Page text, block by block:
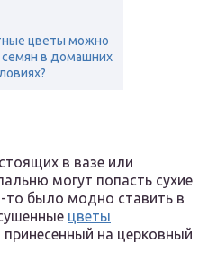
цветы можно
семян в домашних
в вазе или
могут попасть сухие
то было модно ставить в
цветы
принесенный на церковный